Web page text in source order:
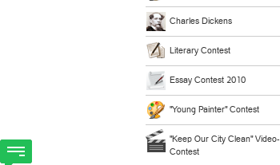
Charles Dickens
Literary Contest
Essay Contest 2010
"Young Painter" Contest
"Keep Our City Clean" Video-
Contest